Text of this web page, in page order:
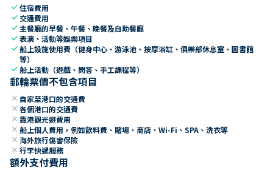
check住宿費用
check 交通費用
check 主餐廳的早餐、午餐、晚餐及自助餐廳
check表演、活動等娛樂項目
check船上設施使用費（健身中心、游泳池、按摩浴缸、俱樂部休息室、圖書館
等）
check船上活動（遊戲、問答、手工課程等）
郵輪票價不包含項目
close 自家至港口的交通費
close 各個港口的交通費
close 靠港觀光遊費用
close 船上個人費用，例如飲料費、賭場、商店、Wi-Fi、SPA、洗衣等
close 海外旅行傷害保險
close 行李快遞服務
額外支付費用